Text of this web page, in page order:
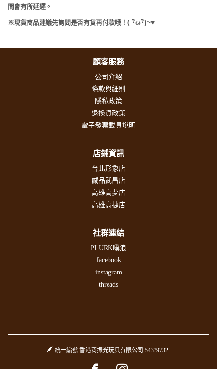
間會有所延遲。
※現貨商品建議先詢問是否有貨再付款哦！ (･ω･)~♥
顧客服務
公司介紹
條款與細則
隱私政策
退換貨政策
電子發票載具說明
店鋪資訊
台北形象店
誠品武昌店
高雄高夢店
高雄高捷店
社群連結
PLURK噗浪
facebook
instagram
threads
統一編號 香港商振光玩具有限公司 54379732
Facebook pageInstagram page